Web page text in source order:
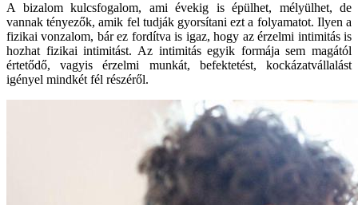
A bizalom kulcsfogalom, ami évekig is épülhet, mélyülhet, de
vannak tényezők, amik fel tudják gyorsítani ezt a folyamatot. Ilyen a
fizikai vonzalom, bár ez fordítva is igaz, hogy az érzelmi intimitás is
hozhat fizikai intimitást. Az intimitás egyik formája sem magától
értetődő, vagyis érzelmi munkát, befektetést, kockázatvállalást
igényel mindkét fél részéről.